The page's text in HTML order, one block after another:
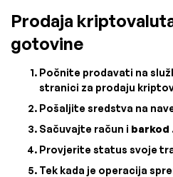
Prodaja
gotovine
Počnite prodavati na
stranici za prodaju
Pošaljite sredstva na
Sačuvajte račun i barkod
Provjerite status svoje
Tek kada je operacija